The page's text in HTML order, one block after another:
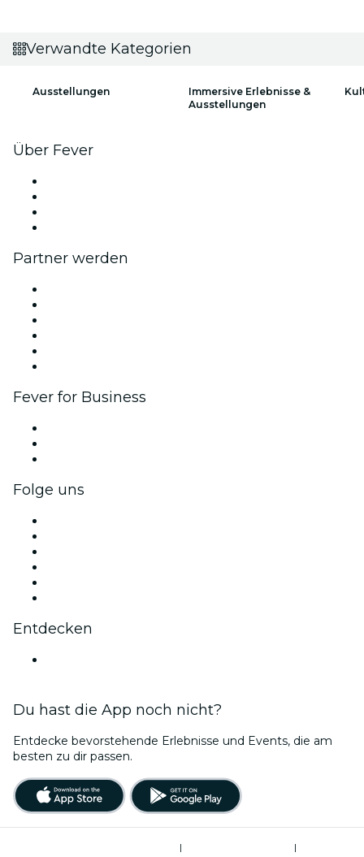
Verwandte Kategorien
Ausstellungen
Immersive Erlebnisse &
Ausstellungen
Über Fever
Partner werden
Fever for Business
Folge uns
Entdecken
Du hast die App noch nicht?
Entdecke bevorstehende Erlebnisse und Events, die am
besten zu dir passen.
|
|